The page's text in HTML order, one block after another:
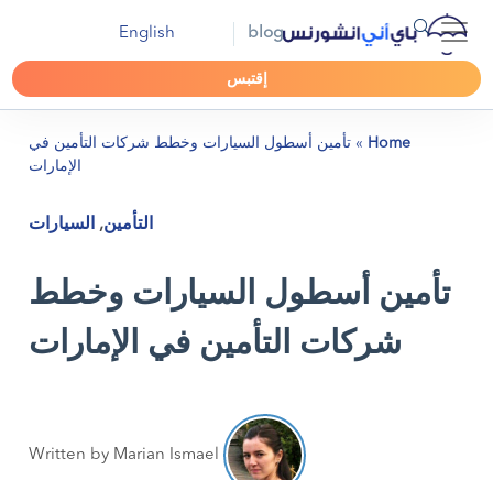
blog
English
إقتبس
Home
» تأمين أسطول السيارات وخطط شركات التأمين في
الإمارات
التأمين, السيارات
تأمين أسطول السيارات وخطط
شركات التأمين في الإمارات
Written by Marian Ismael